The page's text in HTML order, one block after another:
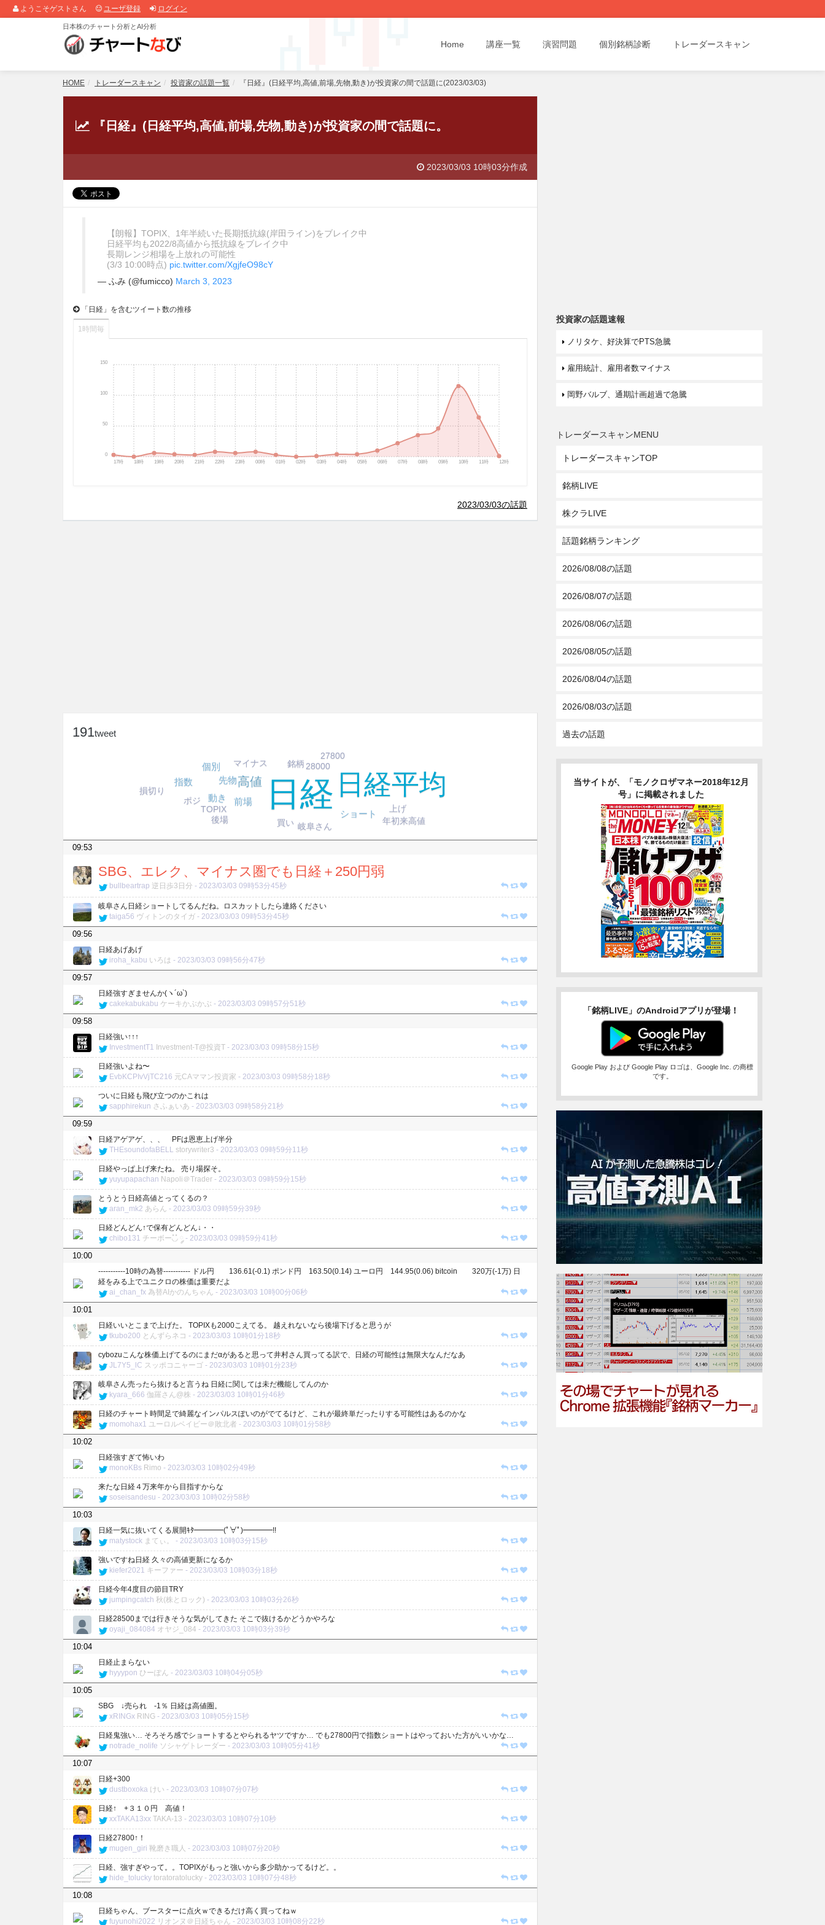
ようこそゲストさん ユーザ登録 ログイン
日本株のチャート分析とAI分析
Home 講座一覧 演習問題 個別銘柄診断 トレーダースキャン
HOME トレーダースキャン 投資家の話題一覧 『日経』(日経平均,高値,前場,先物,動き)が投資家の間で話題に(2023/03/03)
『日経』(日経平均,高値,前場,先物,動き)が投資家の間で話題に。
2023/03/03 10時03分作成
【朗報】TOPIX、1年半続いた長期抵抗線(岸田ライン)をブレイク中
日経平均も2022/8高値から抵抗線をブレイク中
長期レンジ相場を上放れの可能性
(3/3 10:00時点) pic.twitter.com/XgjfeO98cY
— ふみ (@fumicco) March 3, 2023
「日経」を含むツイート数の推移
1時間毎
17時 18時 19時 20時 21時 22時 23時 00時 01時 02時 03時 04時 05時 06時 07時 08時 09時 10時 11時 12時
0
50
100
150
2023/03/03の話題
191tweet
日経 日経平均
高値
前場
先物
動き
指数
個別
ショート
ポジ
28000
銘柄
上げ
TOPIX
マイナス
買い
後場
損切り
27800
年初来高値
岐阜さん
09:53
SBG、エレク、マイナス圏でも日経＋250円弱
bullbeartrap 逆日歩3日分 - 2023/03/03 09時53分45秒
岐阜さん日経ショートしてるんだね。ロスカットしたら連絡ください
taiga56 ヴィトンのタイガ - 2023/03/03 09時53分45秒
09:56
日経あげあげ
iroha_kabu いろは - 2023/03/03 09時56分47秒
09:57
日経強すぎませんか(ヽ´ω`)
cakekabukabu ケーキかぶかぶ - 2023/03/03 09時57分51秒
09:58
日経強い↑↑↑
InvestmentT1 Investment-T@投資T - 2023/03/03 09時58分15秒
日経強いよね〜
EvbKCPIvVjTC216 元CAママン投資家 - 2023/03/03 09時58分18秒
ついに日経も飛び立つのかこれは
sapphirekun さふぁいあ - 2023/03/03 09時58分21秒
09:59
日経アゲアゲ、、、 PFは恩恵上げ半分
THEsoundofaBELL storywriter3 - 2023/03/03 09時59分11秒
日経やっぱ上げ来たね。 売り場探そ。
yuyupapachan Napoli＠Trader - 2023/03/03 09時59分15秒
とうとう日経高値とってくるの？
aran_mk2 あらん - 2023/03/03 09時59分39秒
日経どんどん↑で保有どんどん↓・・
chibo131 チーボー◟̽◞̽ ༘ - 2023/03/03 09時59分41秒
10:00
-----------10時の為替----------- ドル円 136.61(-0.1) ポンド円 163.50(0.14) ユーロ円 144.95(0.06) bitcoin 320万(-1万) 日
経をみる上でユニクロの株価は重要だよ
ai_chan_fx 為替AIかのんちゃん - 2023/03/03 10時00分06秒
10:01
日経いいとこまで上げた。 TOPIXも2000こえてる。 越えれないなら後場下げると思うが
tkubo200 とんずらネコ - 2023/03/03 10時01分18秒
cybozuこんな株価上げてるのにまだαがあると思って井村さん買ってる訳で、日経の可能性は無限大なんだなあ
JL7Y5_lC スッポコニャーゴ - 2023/03/03 10時01分23秒
岐阜さん売ったら抜けると言うね 日経に関しては未だ機能してんのか
kyara_666 伽羅さん@株 - 2023/03/03 10時01分46秒
日経のチャート時間足で綺麗なインパルスぽいのがでてるけど、これが最終単だったりする可能性はあるのかな
momohax1 ユーロルベイビー＠敗北者 - 2023/03/03 10時01分58秒
10:02
日経強すぎて怖いわ
monoKBs Rimo - 2023/03/03 10時02分49秒
来たな日経４万来年から目指すからな
soseisandesu - 2023/03/03 10時02分58秒
10:03
日経一気に抜いてくる展開ｷﾀ━━━━(ﾟ∀ﾟ)━━━━!!
matystock まてぃ。 - 2023/03/03 10時03分15秒
強いですね日経 久々の高値更新になるか
kiefer2021 キーファー - 2023/03/03 10時03分18秒
日経今年4度目の節目TRY
jumpingcatch 秋(株とロック) - 2023/03/03 10時03分26秒
日経28500までは行きそうな気がしてきた そこで抜けるかどうかやろな
oyaji_084084 オヤジ_084 - 2023/03/03 10時03分39秒
10:04
日経止まらない
hyyypon ひーぽん - 2023/03/03 10時04分05秒
10:05
SBG ↓売られ -1％ 日経は高値圏。
xRINGx RING - 2023/03/03 10時05分15秒
日経鬼強い… そろそろ感でショートするとやられるヤツですか… でも27800円で指数ショートはやっておいた方がいいかな…
notrade_nolife ソシャゲトレーダー - 2023/03/03 10時05分41秒
10:07
日経+300
dustboxoka けい - 2023/03/03 10時07分07秒
日経↑ +３１０円 高値！
xxTAKA13xx TAKA-13 - 2023/03/03 10時07分10秒
日経27800↑！
mugen_giri 靴磨き職人 - 2023/03/03 10時07分20秒
日経、強すぎやって。。TOPIXがもっと強いから多少助かってるけど。。
hide_tolucky toratoratolucky - 2023/03/03 10時07分48秒
10:08
日経ちゃん、ブースターに点火ｗできるだけ高く買ってねｗ
fuyunohi2022 リオンヌ＠日経ちゃん - 2023/03/03 10時08分22秒
投資家の話題速報
ノリタケ、好決算でPTS急騰
雇用統計、雇用者数マイナス
岡野バルブ、通期計画超過で急騰
トレーダースキャンMENU
トレーダースキャンTOP
銘柄LIVE
株クラLIVE
話題銘柄ランキング
2026/08/08の話題
2026/08/07の話題
2026/08/06の話題
2026/08/05の話題
2026/08/04の話題
2026/08/03の話題
過去の話題
当サイトが、「モノクロザマネー2018年12月
号」に掲載されました
「銘柄LIVE」のAndroidアプリが登場！
Google Play および Google Play ロゴは、Google Inc. の商標
です。